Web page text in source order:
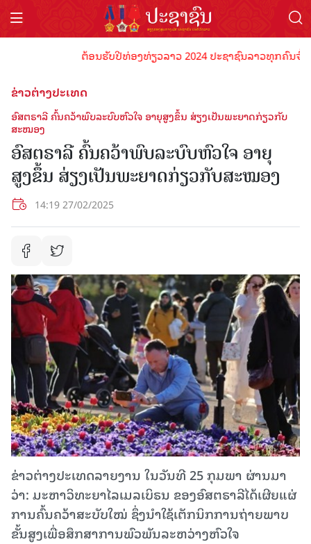
ຕ້ອນຮັບປີທ່ອງທ່ຽວລາວ 2024 ປະຊາຊົນລາວທຸກຄົນຈົ່ງ
ຂ່າວຕ່າງປະເທດ
ອົສຕຣາລີ ຄົ້ນຄວ້າພົບລະບົບຫົວໃຈ ອາຍຸສູງຂຶ້ນ ສ່ຽງເປັນພະຍາດກ່ຽວກັບ
ສະໝອງ
ອົສຕຣາລີ ຄົ້ນຄວ້າພົບລະບົບຫົວໃຈ ອາຍຸ
ສູງຂຶ້ນ ສ່ຽງເປັນພະຍາດກ່ຽວກັບສະໝອງ
14:19 27/02/2025
ຂ່າວຕ່າງປະເທດລາຍງານ ໃນວັນທີ 25 ກຸມພາ ຜ່ານມາ
ວ່າ: ມະຫາວິທະຍາໄລເມລເບິຣນ ຂອງອົສຕຣາລີໄດ້ເຜີຍແຜ່
ການຄົ້ນຄວ້າສະບັບໃໝ່ ຊຶ່ງນໍາໃຊ້ເຕັກນິກການຖ່າຍພາບ
ຂັ້ນສູງເພື່ອສຶກສາການພົວພັນລະຫວ່າງຫົວໃຈ